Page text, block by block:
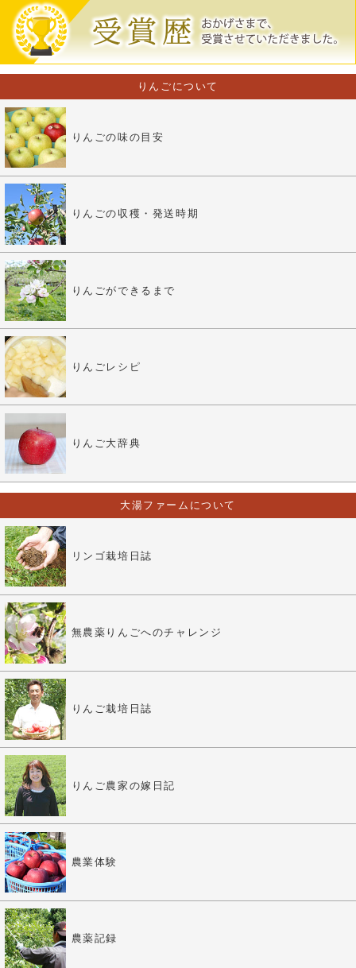
りんごについて
りんごの味の目安
りんごの収穫・発送時期
りんごができるまで
りんごレシピ
りんご大辞典
大湯ファームについて
リンゴ栽培日誌
無農薬りんごへのチャレンジ
りんご栽培日誌
りんご農家の嫁日記
農業体験
農薬記録